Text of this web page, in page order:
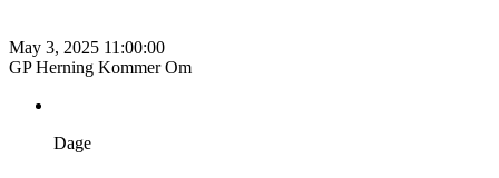
May 3, 2025 11:00:00
GP Herning Kommer Om
Dage